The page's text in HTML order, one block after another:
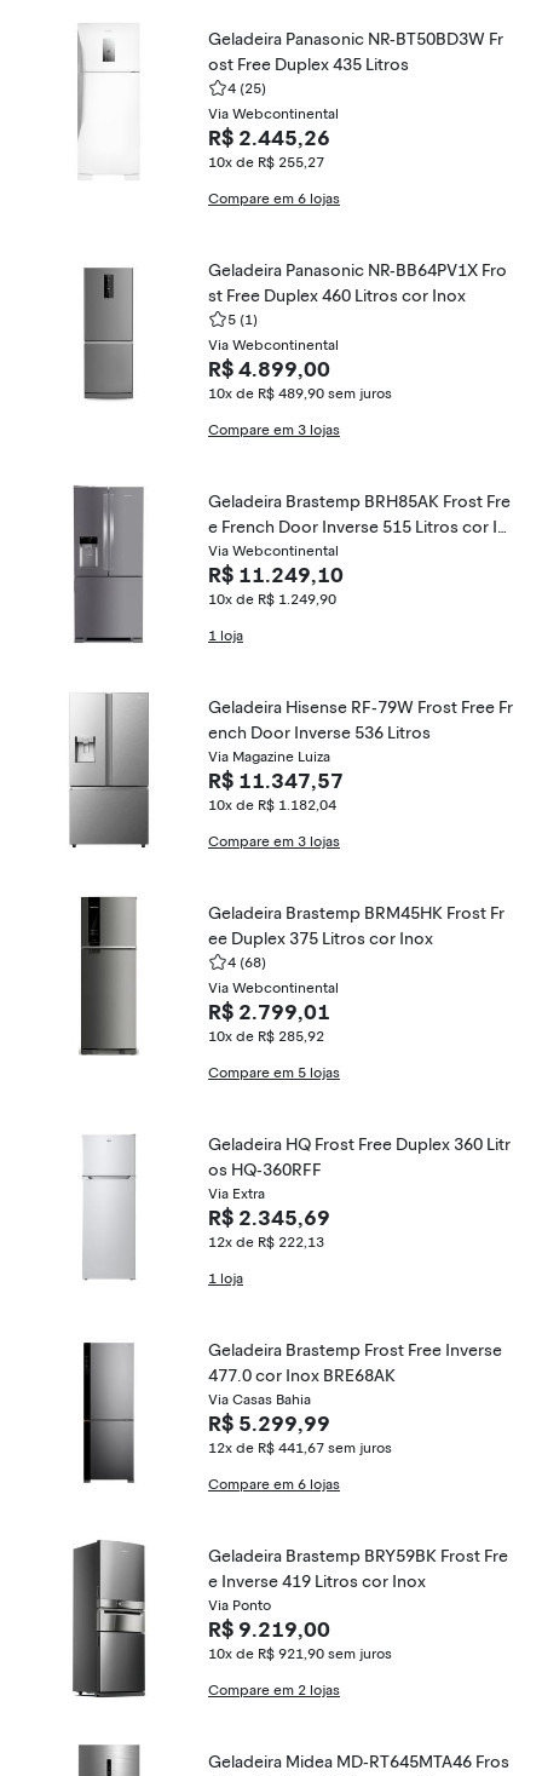
Geladeira Panasonic NR-BT50BD3W Fr
ost Free Duplex 435 Litros
4 (25)
Via Webcontinental
R$ 2.445,26
10x de R$ 255,27
Compare em 6 lojas
Geladeira Panasonic NR-BB64PV1X Fro
st Free Duplex 460 Litros cor Inox
5 (1)
Via Webcontinental
R$ 4.899,00
10x de R$ 489,90 sem juros
Compare em 3 lojas
Geladeira Brastemp BRH85AK Frost Fre
e French Door Inverse 515 Litros cor In
ox
Via Webcontinental
R$ 11.249,10
10x de R$ 1.249,90
1 loja
Geladeira Hisense RF-79W Frost Free Fr
ench Door Inverse 536 Litros
Via Magazine Luiza
R$ 11.347,57
10x de R$ 1.182,04
Compare em 3 lojas
Geladeira Brastemp BRM45HK Frost Fr
ee Duplex 375 Litros cor Inox
4 (68)
Via Webcontinental
R$ 2.799,01
10x de R$ 285,92
Compare em 5 lojas
Geladeira HQ Frost Free Duplex 360 Litr
os HQ-360RFF
Via Extra
R$ 2.345,69
12x de R$ 222,13
1 loja
Geladeira Brastemp Frost Free Inverse
477.0 cor Inox BRE68AK
Via Casas Bahia
R$ 5.299,99
12x de R$ 441,67 sem juros
Compare em 6 lojas
Geladeira Brastemp BRY59BK Frost Fre
e Inverse 419 Litros cor Inox
Via Ponto
R$ 9.219,00
10x de R$ 921,90 sem juros
Compare em 2 lojas
Geladeira Midea MD-RT645MTA46 Fros